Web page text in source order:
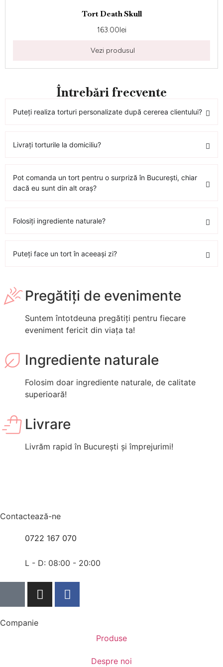
Tort Death Skull
163.00lei
Vezi produsul
Întrebări frecvente
Puteți realiza torturi personalizate după cererea clientului?
Livrați torturile la domiciliu?
Pot comanda un tort pentru o surpriză în București, chiar
dacă eu sunt din alt oraș?
Folosiți ingrediente naturale?
Puteți face un tort în aceeași zi?
Pregătiți de evenimente
Suntem întotdeuna pregătiți pentru fiecare
eveniment fericit din viața ta!
Ingrediente naturale
Folosim doar ingrediente naturale, de calitate
superioară!
Livrare
Livrăm rapid în București și împrejurimi!
Contactează-ne
0722 167 070
L - D: 08:00 - 20:00
Companie
Produse
Despre noi